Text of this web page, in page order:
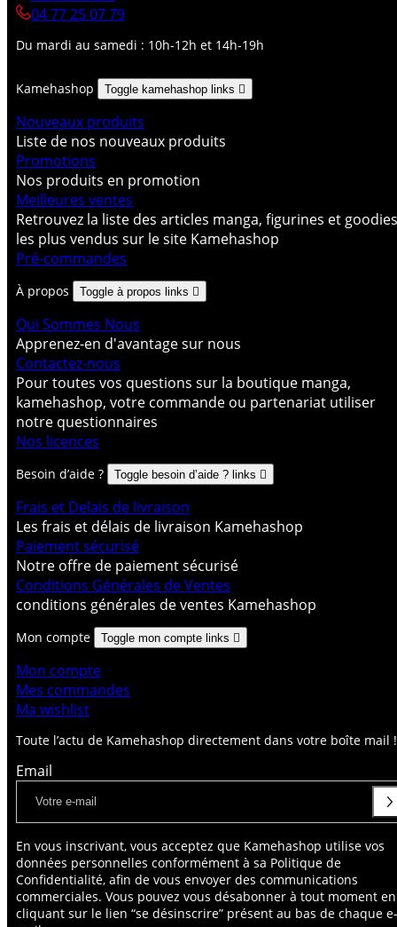
Toute l’actu de Kamehashop directement dans votre boîte mail !
Email
En vous inscrivant, vous acceptez que Kamehashop utilise vos
données personnelles conformément à sa Politique de
Confidentialité, afin de vous envoyer des communications
commerciales. Vous pouvez vous désabonner à tout moment en
cliquant sur le lien “se désinscrire” présent au bas de chaque e-
04 77 25 07 79
Du mardi au samedi : 10h-12h et 14h-19h
Kamehashop Toggle kamehashop links 
Nouveaux produits
Liste de nos nouveaux produits
Promotions
Nos produits en promotion
Meilleures ventes
Retrouvez la liste des articles manga, figurines et goodies
les plus vendus sur le site Kamehashop
Pré-commandes
À propos Toggle à propos links 
Qui Sommes Nous
Apprenez-en d'avantage sur nous
Contactez-nous
Pour toutes vos questions sur la boutique manga,
kamehashop, votre commande ou partenariat utiliser
notre questionnaires
Nos licences
Besoin d’aide ? Toggle besoin d’aide ? links 
Frais et Delais de livraison
Les frais et délais de livraison Kamehashop
Paiement sécurisé
Notre offre de paiement sécurisé
Conditions Générales de Ventes
conditions générales de ventes Kamehashop
Mon compte Toggle mon compte links 
Mon compte
Mes commandes
Ma wishlist